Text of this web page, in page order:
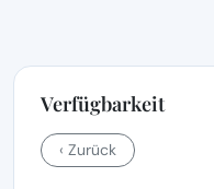
Verfügbarkeit
‹ Zurück